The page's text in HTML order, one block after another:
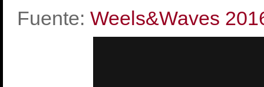
Fuente: Weels&Waves